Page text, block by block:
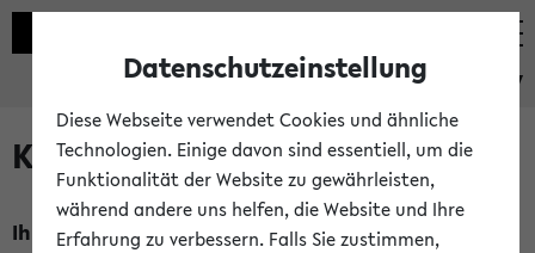
eKVV
Kombisuche im eKVV
Ihre Suchkriterien:
Datenschutzeinstellung
Diese Webseite verwendet Cookies und ähnliche
Technologien. Einige davon sind essentiell, um die
Funktionalität der Website zu gewährleisten,
während andere uns helfen, die Website und Ihre
Erfahrung zu verbessern. Falls Sie zustimmen,